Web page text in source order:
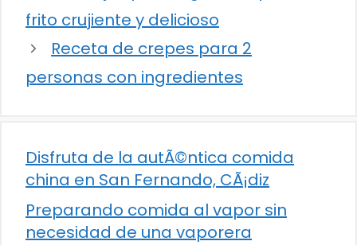
frito crujiente y delicioso
Receta de crepes para 2
personas con ingredientes
Disfruta de la autÃ©ntica comida
china en San Fernando, CÃ¡diz
Preparando comida al vapor sin
necesidad de una vaporera